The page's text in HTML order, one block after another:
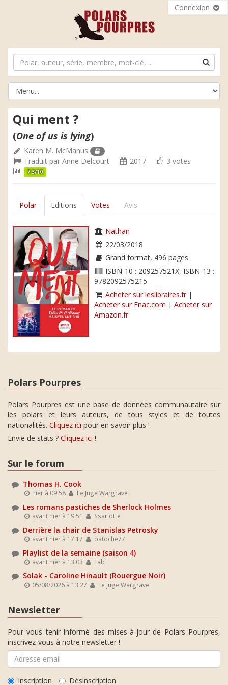
Connexion
Qui ment ?
(One of us is lying)
Karen M. McManus
Traduit par Anne Delcourt 2017 3 votes
7.3/10
Polar Editions Votes Avis
Nathan
22/03/2018
Grand format, 496 pages
ISBN-10 : 209257521X, ISBN-13 :
9782092575215
Acheter sur leslibraires.fr|
Acheter sur Fnac.com | Acheter sur
Amazon.fr
Polars Pourpres
Polars Pourpres est une base de données communautaire sur
les polars et leurs auteurs, de tous styles et de toutes
nationalités. Cliquez ici pour en savoir plus !
Envie de stats ? Cliquez ici !
Sur le forum
Thomas H. Cook
hier à 09:58 Le Juge Wargrave
Les romans pastiches de Sherlock Holmes
avant hier à 19:51 Ssarlotte
Derrière la chair de Stanislas Petrosky
avant hier à 17:17 patoche77
Playlist de la semaine (saison 4)
avant hier à 13:03 Fab
Solak - Caroline Hinault (Rouergue Noir)
05/08/2026 à 13:27 Le Juge Wargrave
Newsletter
Pour vous tenir informé des mises-à-jour de Polars Pourpres,
inscrivez-vous à notre newsletter !
Inscription Désinscription